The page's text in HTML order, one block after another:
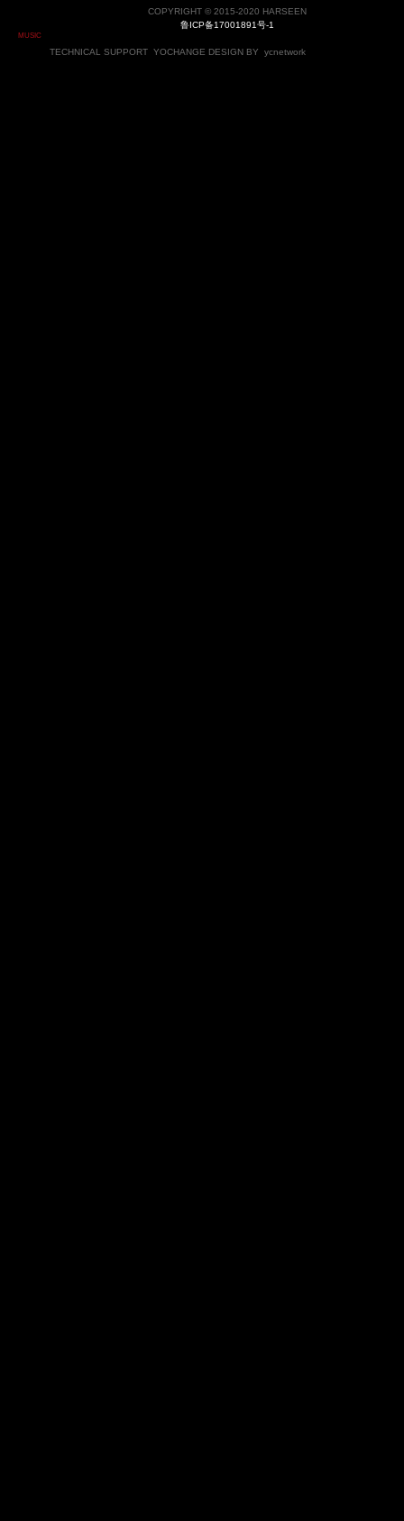
MUSIC
COPYRIGHT © 2015-2020 HARSEEN
鲁ICP备17001891号-1
TECHNICAL SUPPORT YOCHANGE DESIGN BY ycnetwork